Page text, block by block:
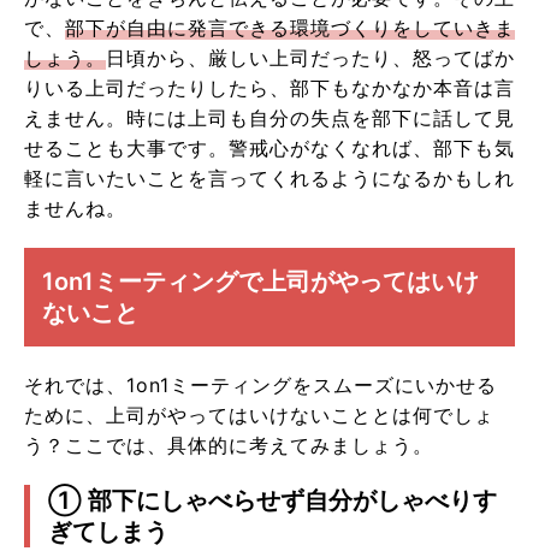
で、 部下が自由に発言できる環境づくりをしていきま
しょう。日頃から、厳しい上司だったり、怒ってばか
りいる上司だったりしたら、部下もなかなか本音は言
えません。時には上司も自分の失点を部下に話して見
せることも大事です。警戒心がなくなれば、部下も気
軽に言いたいことを言ってくれるようになるかもしれ
ませんね。
1on1ミーティングで上司がやってはいけ
ないこと
それでは、1on1ミーティングをスムーズにいかせる
ために、上司がやってはいけないこととは何でしょ
う？ここでは、具体的に考えてみましょう。
① 部下にしゃべらせず自分がしゃべりす
ぎてしまう